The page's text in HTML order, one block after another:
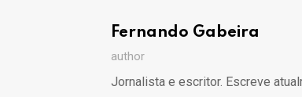
Fernando Gabeira
author
Jornalista e escritor. Escreve